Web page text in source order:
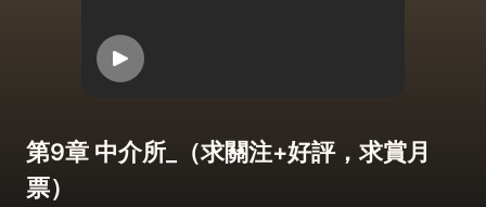
第9章 中介所_（求關注+好評，求賞月
票）